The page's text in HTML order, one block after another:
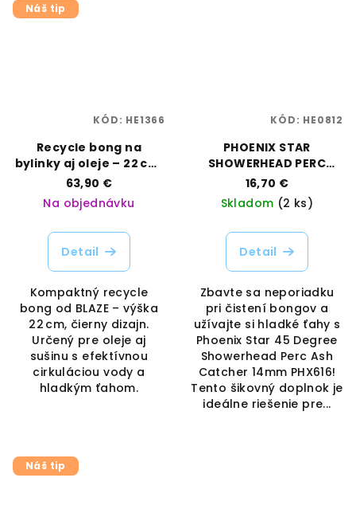
Náš tip
Recycle bong na
bylinky aj oleje – 22 cm,
čierny | BLAZE |
Vaporama
63,90 €
Na objednávku
Detail
Kompaktný recycle
bong od BLAZE – výška
22 cm, čierny dizajn.
Určený pre oleje aj
sušinu s efektívnou
cirkuláciou vody a
hladkým ťahom.
KÓD: HE1366
PHOENIX STAR
SHOWERHEAD PERC
45°/14MM MALE
16,70 €
Skladom (2 ks)
Detail
Zbavte sa neporiadku
pri čistení bongov a
užívajte si hladké ťahy s
Phoenix Star 45 Degree
Showerhead Perc Ash
Catcher 14mm PHX616!
Tento šikovný doplnok je
ideálne riešenie pre...
KÓD: HE0812
Náš tip